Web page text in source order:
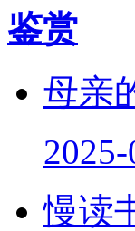
鉴赏
母亲
慢读